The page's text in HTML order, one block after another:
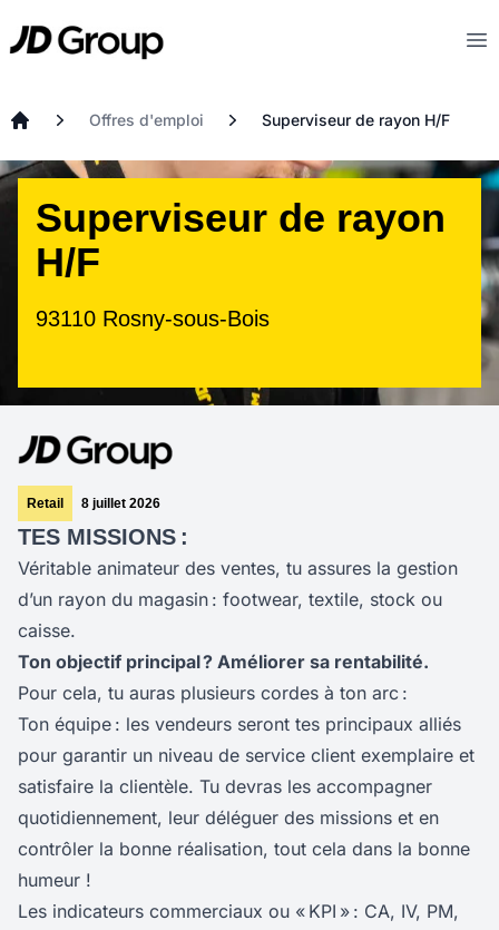
JD
Offres d'emploi Superviseur de rayon H/F
Superviseur de rayon
H/F
93110 Rosny-sous-Bois
Retail 8 juillet 2026
TES MISSIONS :
Véritable animateur des ventes, tu assures la gestion
d’un rayon du magasin : footwear, textile, stock ou
caisse.
Ton objectif principal ? Améliorer sa rentabilité.
Pour cela, tu auras plusieurs cordes à ton arc :
Ton équipe : les vendeurs seront tes principaux alliés
pour garantir un niveau de service client exemplaire et
satisfaire la clientèle. Tu devras les accompagner
quotidiennement, leur déléguer des missions et en
contrôler la bonne réalisation, tout cela dans la bonne
humeur !
Les indicateurs commerciaux ou « KPI » : CA, IV, PM,